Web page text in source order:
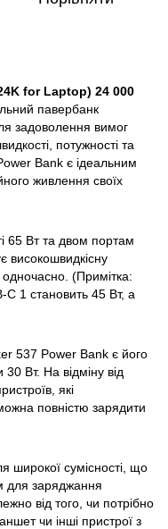
for Laptop) 24 000
павербанк
задоволення вимог
потужності та
Bank є ідеальним
живлення своїх
65 Вт та двом портам
високошвидкісну
(Примітка:
C 1 становить 45 Вт, а
537 Power Bank є його
Вт. На відміну від
які
повністю зарядити
широкої сумісності, що
для заряджання
від того, чи потрібно
чи інші пристрої з